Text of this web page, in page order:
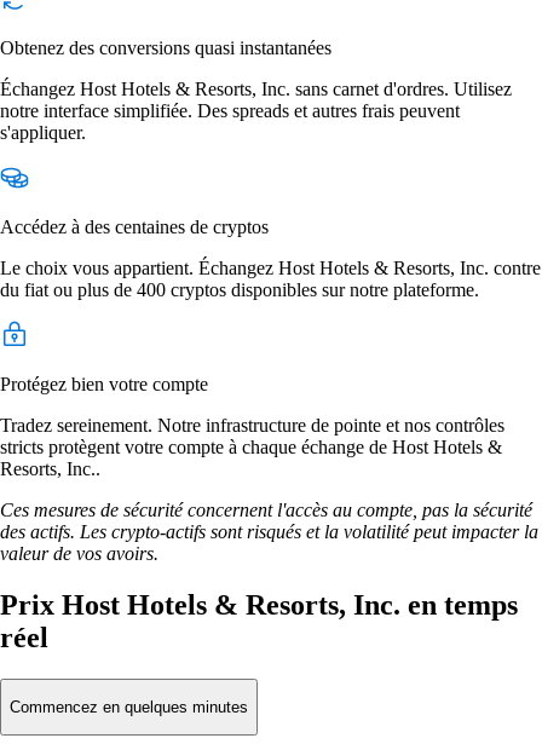
Obtenez des conversions quasi instantanées
Échangez Host Hotels & Resorts, Inc. sans carnet d'ordres. Utilisez
notre interface simplifiée. Des spreads et autres frais peuvent
s'appliquer.
Accédez à des centaines de cryptos
Le choix vous appartient. Échangez Host Hotels & Resorts, Inc. contre
du fiat ou plus de 400 cryptos disponibles sur notre plateforme.
Protégez bien votre compte
Tradez sereinement. Notre infrastructure de pointe et nos contrôles
stricts protègent votre compte à chaque échange de Host Hotels &
Resorts, Inc..
Ces mesures de sécurité concernent l'accès au compte, pas la sécurité
des actifs. Les crypto-actifs sont risqués et la volatilité peut impacter la
valeur de vos avoirs.
Prix Host Hotels & Resorts, Inc. en temps
réel
Commencez en quelques minutes